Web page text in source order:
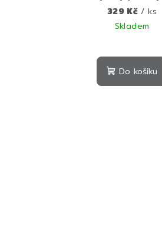
329 Kč / ks
Skladem
Do košíku